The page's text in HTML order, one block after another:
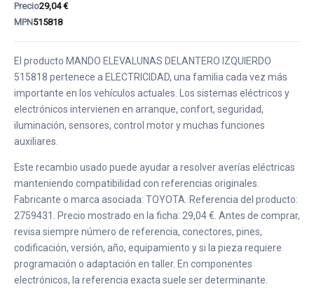
Precio29,04 €
MPN515818
El producto MANDO ELEVALUNAS DELANTERO IZQUIERDO
515818 pertenece a ELECTRICIDAD, una familia cada vez más
importante en los vehículos actuales. Los sistemas eléctricos y
electrónicos intervienen en arranque, confort, seguridad,
iluminación, sensores, control motor y muchas funciones
auxiliares.
Este recambio usado puede ayudar a resolver averías eléctricas
manteniendo compatibilidad con referencias originales.
Fabricante o marca asociada: TOYOTA. Referencia del producto:
2759431. Precio mostrado en la ficha: 29,04 €. Antes de comprar,
revisa siempre número de referencia, conectores, pines,
codificación, versión, año, equipamiento y si la pieza requiere
programación o adaptación en taller. En componentes
electrónicos, la referencia exacta suele ser determinante.